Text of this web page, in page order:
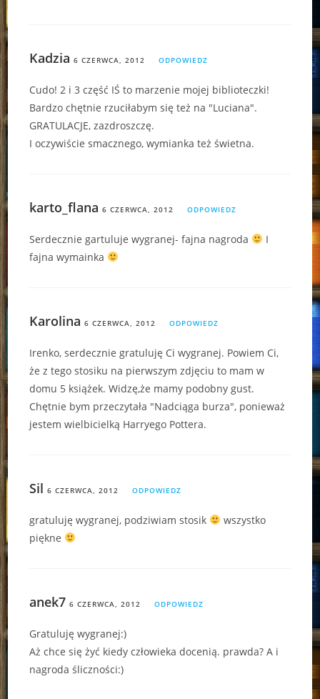
Kadzia 6 CZERWCA, 2012 ODPOWIEDZ
Cudo! 2 i 3 część IŚ to marzenie mojej biblioteczki!
Bardzo chętnie rzuciłabym się też na "Luciana".
GRATULACJE, zazdroszczę.
I oczywiście smacznego, wymianka też świetna.
karto_flana 6 CZERWCA, 2012 ODPOWIEDZ
Serdecznie gartuluje wygranej- fajna nagroda
I
fajna wymainka
Karolina 6 CZERWCA, 2012 ODPOWIEDZ
Irenko, serdecznie gratuluję Ci wygranej. Powiem Ci,
że z tego stosiku na pierwszym zdjęciu to mam w
domu 5 książek. Widzę,że mamy podobny gust.
Chętnie bym przeczytała "Nadciąga burza", ponieważ
jestem wielbicielką Harryego Pottera.
Sil 6 CZERWCA, 2012 ODPOWIEDZ
gratuluję wygranej, podziwiam stosik
wszystko
piękne
anek7 6 CZERWCA, 2012 ODPOWIEDZ
Gratuluję wygranej:)
Aż chce się żyć kiedy człowieka docenią. prawda? A i
nagroda śliczności:)